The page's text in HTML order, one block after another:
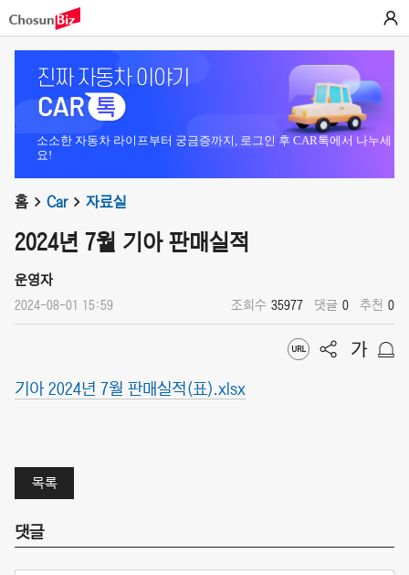
소소한 자동차 라이프부터 궁금증까지, 로그인 후 CAR톡에서 나누세
요!
홈 Car 자료실
2024년 7월 기아 판매실적
운영자
2024-08-01 15:59 조회수 35977 댓글 0 추천 0
기아 2024년 7월 판매실적(표).xlsx
목록
댓글